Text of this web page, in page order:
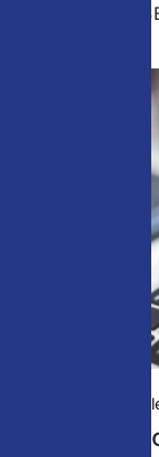
performance
Actualités
Temps